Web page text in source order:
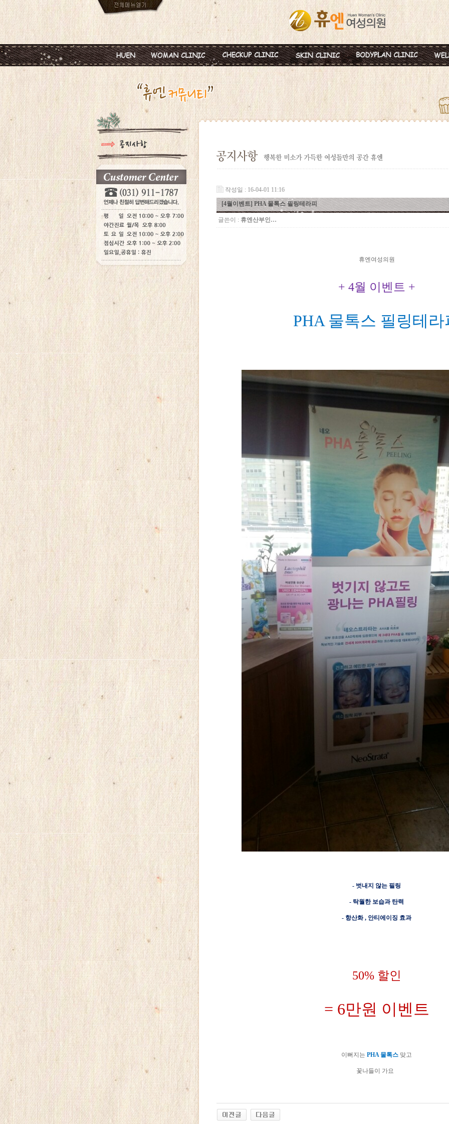
진료안내
병원둘러보기
찾아오시는길
피임
월경이상
갱년기 및 폐경
여성성형
혈액종합검진
미혼여성검진
초기임신검진
레스틸렌
비만약물요법
지방분해주사
카복시테라피
태
작성일 : 16-04-01 11:16
[4월이벤트] PHA 물톡스 필링테라피
글쓴이 : 휴엔산부인…
휴엔여성의원
+ 4월 이벤트 +
PHA 물톡스 필링테라
- 벗내지 않는 필링
- 탁월한 보습과 탄력
- 항산화 , 안티에이징 효과
50% 할인
= 6만원 이벤트
이뻐지는 PHA 물톡스 맞고
꽃나들이 가요